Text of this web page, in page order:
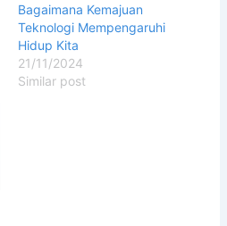
Bagaimana Kemajuan
Teknologi Mempengaruhi
Hidup Kita
21/11/2024
Similar post